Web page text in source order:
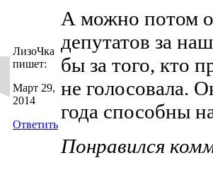
ЛизоЧка
пишет:
Март 29,
2014
Ответить
А можно потом
депутатов за
бы за того, кто
не голосовала.
года способны
Понравился